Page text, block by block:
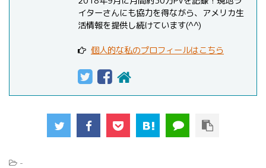
イターさんにも協力を得ながら、アメリカ生
活情報を提供し続けています(^^)
個人的な私のプロフィールはこちら
-